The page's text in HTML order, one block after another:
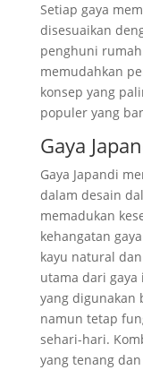
Setiap gaya
disesuaikan
penghuni
memudahkan
konsep yang
populer yang
Gaya
Gaya Japandi
dalam desain
memadukan
kehangatan
kayu natural
utama dari
yang digunakan
namun tetap
sehari-hari.
yang tenang